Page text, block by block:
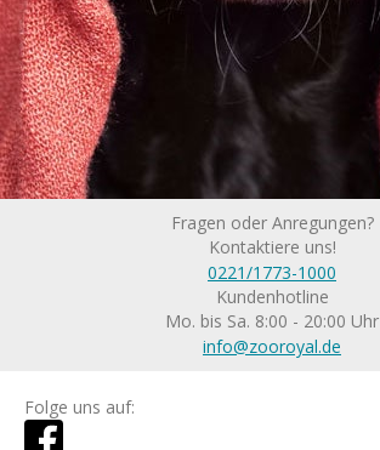
Fragen oder Anregungen?
Kontaktiere uns!
0221/1773-1000
Kundenhotline
Mo. bis Sa. 8:00 - 20:00 Uhr
info@zooroyal.de
Folge uns auf: